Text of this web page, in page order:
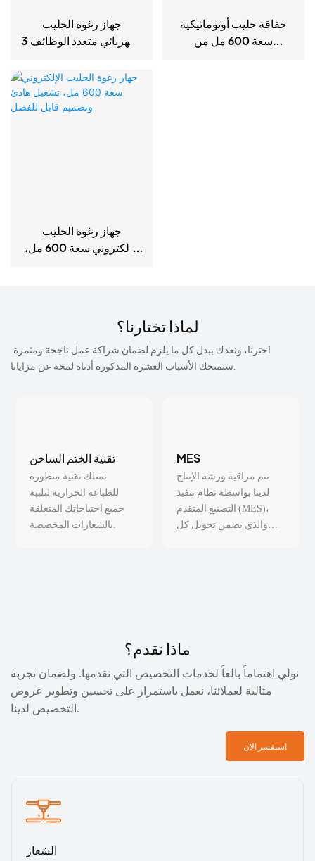
جهاز رغوة الحليب
الكهربائي متعدد الوظائف 3
خفاقة حليب أوتوماتيكية
سعة 600 مل من
جهاز رغوة الحليب
الإلكتروني سعة 600 مل،
لماذا تختارنا؟
اخترنا، ونعدك ببذل كل ما يلزم لضمان شراكة عمل ناجحة ومثمرة.
ستمنحك الأسباب العشرة المذكورة أدناه لمحة عن مزايانا.
تقنية الختم الساخن
نمتلك تقنية متطورة
للطباعة الحرارية لتلبية
جميع احتياجاتك المتعلقة
MES
تتم مراقبة ورشة الإنتاج
لدينا بواسطة نظام تنفيذ
التصنيع المتقدم (MES)،
والذي يضمن تحويل كل
ماذا نقدم؟
نولي اهتماماً بالغاً لخدمات التخصيص التي نقدمها. ولضمان تجربة
مثالية لعملائنا، نعمل باستمرار على تحسين وتطوير عروض
التخصيص لدينا.
استفسر الآن
الشعار